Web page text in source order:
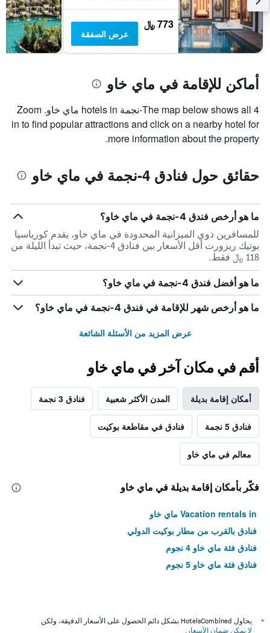
773 ﷼
عرض الصفقة
أماكن للإقامة في ماي خاو
The map below shows all 4-نجمة hotels in ماي خاو. Zoom
in to find popular attractions and click on a nearby hotel for
more information about the property.
حقائق حول فنادق 4-نجمة في ماي خاو
ما هو أرخص فندق 4-نجمة في ماي خاو؟
للمسافرين ذوي الميزانية المحدودة في ماي خاو، يقدم كورياسيا
بوتيك ريزورت أقل الأسعار بين فنادق 4-نجمة، حيث تبدأ الليلة من
118 ﷼ فقط.
ما هو أفضل فندق 4-نجمة في ماي خاو؟
ما هو أرخص شهر للإقامة في فندق 4-نجمة في ماي خاو؟
عرض المزيد من الأسئلة الشائعة
أقم في مكان آخر في ماي خاو
أمكان إقامة بديلة المدن الأكثر شعبية فنادق 3 نجمة
فنادق 5 نجمة فنادق في مقاطعة بوكيت
معالم في ماي خاو
فكّر بأمكان إقامة بديلة في ماي خاو
Vacation rentals in ماي خاو
فنادق بالقرب من مطار بوكيت الدولي
فنادق فئة ماي خاو 4 نجوم
فنادق فئة ماي خاو 5 نجوم
*
يحاول HotelsCombined بشكل دائم الحصول على الأسعار الدقيقة، ولكن
لا يمكن ضمان الأسعار .